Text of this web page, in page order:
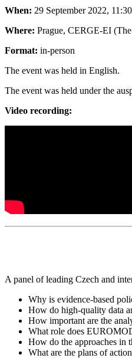
When: 29 September 2022,
Where: Prague, CERGE-EI
Format: in-person
The event was held in English.
The event was held under the
Video recording:
A panel of leading Czech and
Why is evidence-based
How do high-quality data
How important are the
What role does
How do the approaches in
What are the plans of